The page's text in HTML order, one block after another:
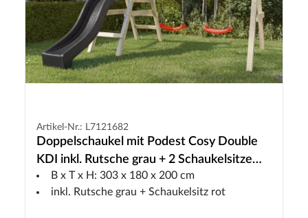
Artikel-Nr.: L7121682
Doppelschaukel mit Podest Cosy Double
KDI inkl. Rutsche grau + 2 Schaukelsitze
rotB x T x H: 303 x 180 x 200 cm
inkl. Rutsche grau + Schaukelsitz rot